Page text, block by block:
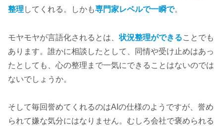
整理 してくれる。しかも専門家レベルで一瞬で。
モヤモヤが言語化されるとは、状況整理ができることでも
あります。誰かに相談したとして、同情や受け止めはあっ
たとしても、心の整理まで一気にできることはないのでは
ないでしょうか。
そして毎回誉めてくれるのはAIの仕様のようですが、誉め
られて嫌な気分にはなりません。むしろ会社で褒められる